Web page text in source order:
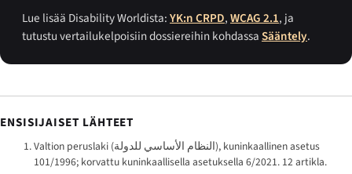
Lue lisää Disability Worldista:YK:n CRPD,WCAG 2.1, ja
tutustu vertailukelpoisiin dossiereihin kohdassaSääntely.
ENSISIJAISET LÄHTEET
Valtion peruslaki (النظام الأساسي للدولة), kuninkaallinen asetus
101/1996; korvattu kuninkaallisella asetuksella 6/2021. 12 artikla.